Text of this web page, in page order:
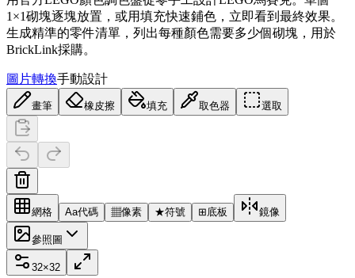
1×1砌塊逐塊放置，或用填充快速鋪色，立即看到最終效果。
生成精準的零件清單，列出每種顏色需要多少個砌塊，用於
BrickLink採購。
圖片轉換手動設計
畫筆 橡皮擦 填充 取色器 選取
網格 Aa代碼 ▦像素 ★符號 ⊞底板 鏡像
參照圖
32×32